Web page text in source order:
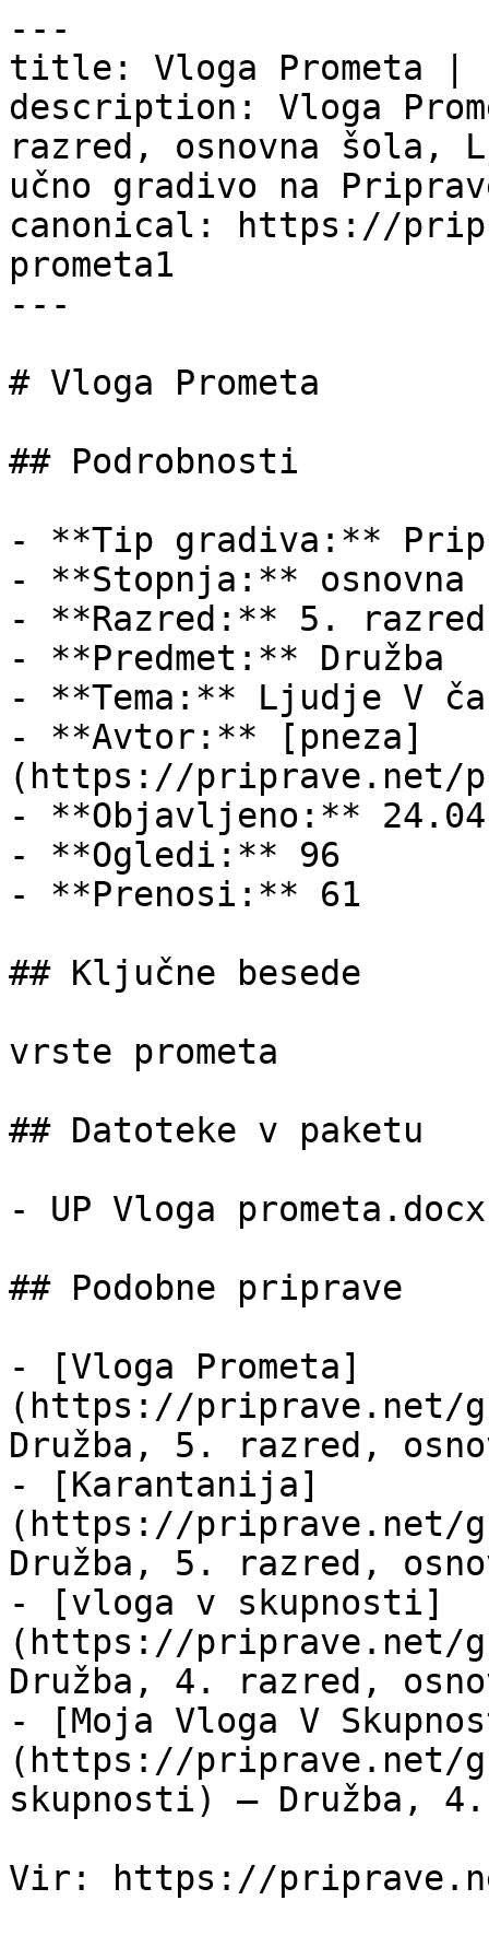
---
title: Vloga Prometa |
description: Vloga
razred, osnovna šola,
učno gradivo na
canonical: https://
prometa1
---
# Vloga Prometa
## Podrobnosti
- **Tip gradiva:**
- **Stopnja:** osnovna
- **Razred:** 5. razred
- **Predmet:** Družba
- **Tema:** Ljudje V
- **Avtor:** [pneza]
(https://priprave.net/
- **Objavljeno:**
- **Ogledi:** 96
- **Prenosi:** 61
## Ključne besede
vrste prometa
## Datoteke v paketu
- UP Vloga
## Podobne priprave
- [Vloga Prometa]
(https://priprave.net/
Družba, 5. razred,
- [Karantanija]
(https://priprave.net/
Družba, 5. razred,
- [vloga v skupnosti]
(https://priprave.net/
Družba, 4. razred,
- [Moja Vloga V
(https://priprave.net/
skupnosti) — Družba,